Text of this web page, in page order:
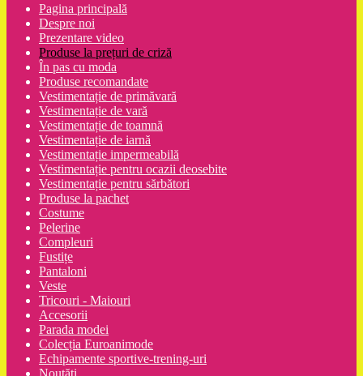
Pagina principală
Despre noi
Prezentare video
Produse la prețuri de criză
În pas cu moda
Produse recomandate
Vestimentație de primăvară
Vestimentație de vară
Vestimentație de toamnă
Vestimentație de iarnă
Vestimentație impermeabilă
Vestimentație pentru ocazii deosebite
Vestimentație pentru sărbători
Produse la pachet
Costume
Pelerine
Compleuri
Fustițe
Pantaloni
Veste
Tricouri - Maiouri
Accesorii
Parada modei
Colecția Euroanimode
Echipamente sportive-trening-uri
Noutăți